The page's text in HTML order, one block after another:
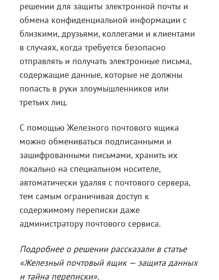
решении для защиты электронной почты и
обмена конфиденциальной информации с
близкими, друзьями, коллегами и клиентами
в случаях, когда требуется безопасно
отправлять и получать электронные письма,
содержащие данные, которые не должны
попасть в руки злоумышленников или
третьих лиц.
С помощью Железного почтового ящика
можно обмениваться подписанными и
зашифрованными письмами, хранить их
локально на специальном носителе,
автоматически удаляя с почтового сервера,
тем самым ограничивая доступ к
содержимому переписки даже
администратору почтового сервиса.
Подробнее о решении рассказали в статье
«Железный почтовый ящик — защита данных
и тайна переписки».